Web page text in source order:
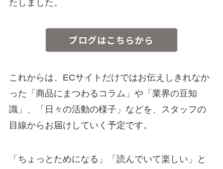
たしました。
ブログはこちらから
これからは、ECサイトだけではお伝えしきれなか
った「商品にまつわるコラム」や「業界の豆知
識」、「日々の活動の様子」などを、スタッフの
目線からお届けしていく予定です。
「ちょっとためになる」「読んでいて楽しい」と